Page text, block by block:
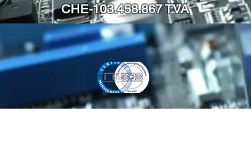
CHE-103.458.867 TVA